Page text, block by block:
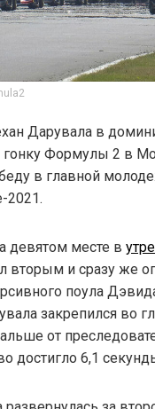
Дарувала в
гонку Формулы 2 в
в главной
2021.
девятом месте в
вторым и сразу же
поула
закрепился во
от
достигло 6,1